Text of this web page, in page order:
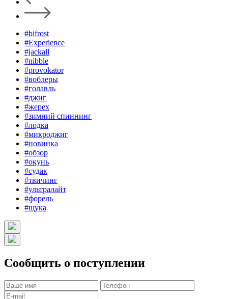
#bifrost
#Experience
#jackall
#nibble
#provokator
#воблеры
#голавль
#джиг
#жерех
#зимний спиннинг
#лодка
#микроджиг
#новинка
#обзор
#окунь
#судак
#твичинг
#ультралайт
#форель
#щука
Сообщить о поступлении